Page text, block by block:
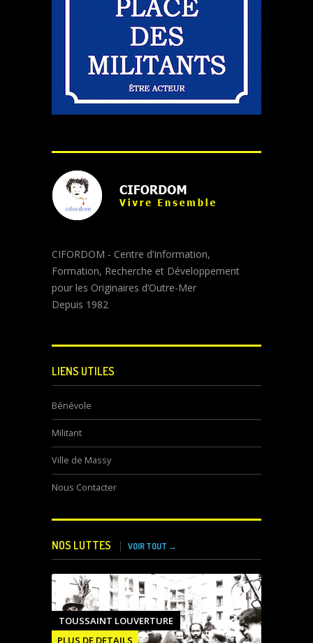
CIFORDOM - Centre d’Information,
Formation, Recherche et Développement
pour les Originaires d’Outre-Mer
Depuis 1982
LIENS UTILES
Bénévole
Militant
Ville de Massy
Nous Contacter
NOS LUTTES VOIR TOUT →
TOUSSAINT LOUVERTURE
PLUS DE DETAILS